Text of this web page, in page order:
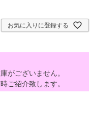
お気に入りに登録する
がございません。
ご紹介致します。